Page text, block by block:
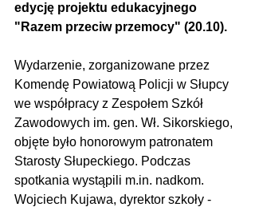
edycję projektu edukacyjnego
"Razem przeciw przemocy" (20.10).
Wydarzenie, zorganizowane przez
Komendę Powiatową Policji w Słupcy
we współpracy z Zespołem Szkół
Zawodowych im. gen. Wł. Sikorskiego,
objęte było honorowym patronatem
Starosty Słupeckiego. Podczas
spotkania wystąpili m.in. nadkom.
Wojciech Kujawa, dyrektor szkoły -